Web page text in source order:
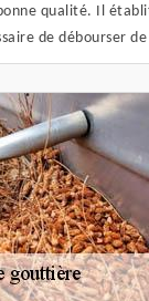
qualité. Il
de débourser